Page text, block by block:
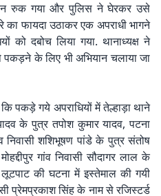
रुक गया और पुलिस ने घेरकर उसे
का फायदा उठाकर एक अपराधी भागने
को दबोच लिया गया. थानाध्यक्ष ने
पकड़ने के लिए भी अभियान चलाया जा
कि पकड़े गये अपराधियों में तेल्हाड़ा थाने
के पुत्र तपोश कुमार यादव, पटना
निवासी शशिभूषण पांडे के पुत्र संतोष
गांव निवासी सौदागर लाल के
की घटना में इस्तेमाल की गयी
प्रेमप्रकाश सिंह के नाम से रजिस्टर्ड